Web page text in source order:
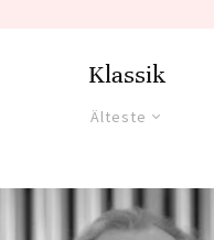
Klassik
Älteste